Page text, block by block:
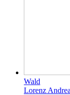
Wald
Lorenz